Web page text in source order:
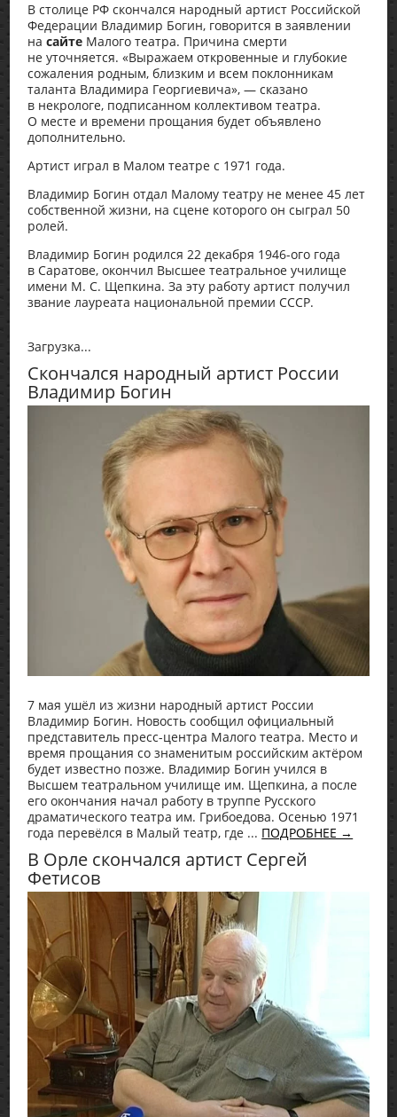
В столице РФ скончался народный артист Российской
Федерации Владимир Богин, говорится в заявлении
насайте Малого театра. Причина смерти
не уточняется. «Выражаем откровенные и глубокие
сожаления родным, близким и всем поклонникам
таланта Владимира Георгиевича», — сказано
в некрологе, подписанном коллективом театра.
О месте и времени прощания будет объявлено
дополнительно.
Артист играл в Малом театре с 1971 года.
Владимир Богин отдал Малому театру не менее 45 лет
собственной жизни, на сцене которого он сыграл 50
ролей.
Владимир Богин родился 22 декабря 1946-ого года
в Саратове, окончил Высшее театральное училище
имени М. С. Щепкина. За эту работу артист получил
звание лауреата национальной премии СССР.
Загрузка...
Скончался народный артист России
Владимир Богин
7 мая ушёл из жизни народный артист России
Владимир Богин. Новость сообщил официальный
представитель пресс-центра Малого театра. Место и
время прощания со знаменитым российским актёром
будет известно позже. Владимир Богин учился в
Высшем театральном училище им. Щепкина, а после
его окончания начал работу в труппе Русского
драматического театра им. Грибоедова. Осенью 1971
года перевёлся в Малый театр, где ... ПОДРОБНЕЕ →
В Орле скончался артист Сергей
Фетисов